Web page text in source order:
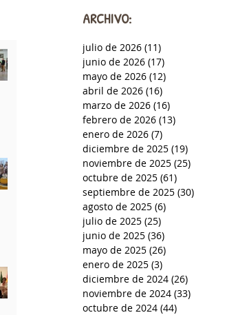
ARCHIVO:
julio de 2026 (11)
junio de 2026 (17)
mayo de 2026 (12)
abril de 2026 (16)
marzo de 2026 (16)
febrero de 2026 (13)
enero de 2026 (7)
diciembre de 2025 (19)
noviembre de 2025 (25)
octubre de 2025 (61)
septiembre de 2025 (30)
agosto de 2025 (6)
julio de 2025 (25)
junio de 2025 (36)
mayo de 2025 (26)
enero de 2025 (3)
diciembre de 2024 (26)
noviembre de 2024 (33)
octubre de 2024 (44)